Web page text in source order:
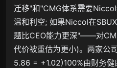
迁移"和"CMG体系需要
温和利空; 如果Niccol在
题比CEO能力更深"——对
代价被重估为更小)。两家公
5.86 = +1.02)100%由财务